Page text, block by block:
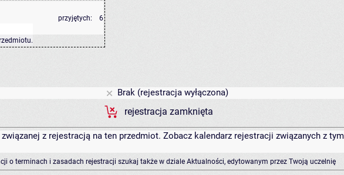
przyjętych: 6
.
Brak (rejestracja wyłączona)
rejestracja zamknięta
z rejestracją na ten przedmiot. Zobacz kalendarz rejestracji związanych z
o terminach i zasadach rejestracji szukaj także w dziale Aktualności, edytowanym przez Twoją uczelnię